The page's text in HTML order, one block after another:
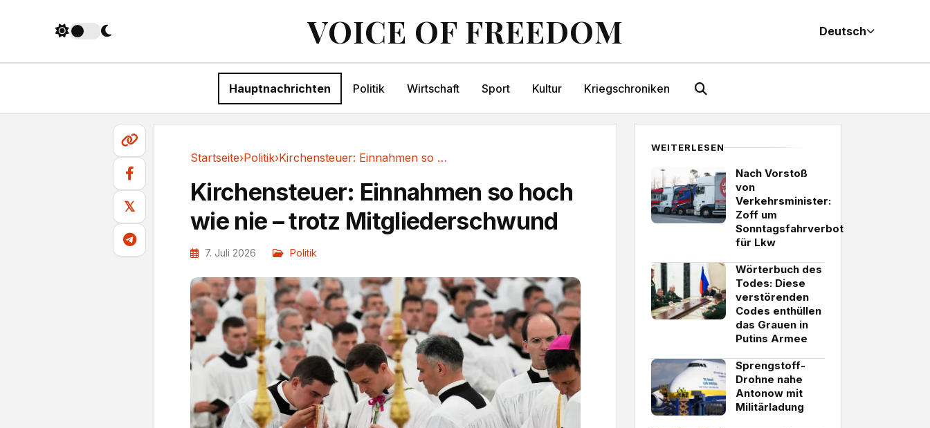
VOICE OF FREEDOM Deutsch
Hauptnachrichten Politik Wirtschaft Sport Kultur Kriegschroniken
𝕏
Startseite›Politik› Kirchensteuer: Einnahmen so hoch wie nie –...
Kirchensteuer: Einnahmen so hoch
wie nie – trotz Mitgliederschwund
7. Juli 2026 Politik
WEITERLESEN
Nach Vorstoß
von
Verkehrsminister:
Zoff um
Sonntagsfahrverbot
für Lkw
Wörterbuch des
Todes: Diese
verstörenden
Codes enthüllen
das Grauen in
Putins Armee
Sprengstoff-
Drohne nahe
Antonow mit
Militärladung